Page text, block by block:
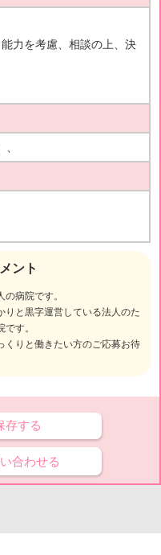
ント
病院です。
りと黒字運営している法人のた
す。
くりと働きたい方のご応募お待
力を考慮、相談の上、決
存する
合わせる